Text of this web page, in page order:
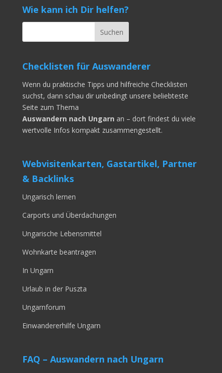
Wie kann ich Dir helfen?
Checklisten für Auswanderer
Wenn du praktische Tipps und hilfreiche Checklisten
suchst, dann schau dir unbedingt unsere beliebteste
Seite zum Thema
Auswandern nach Ungarn an – dort findest du viele
wertvolle Infos kompakt zusammengestellt.
Webvisitenkarten, Gastartikel, Partner
& Backlinks
Ungarisch lernen
Carports und Überdachungen
Ungarische Lebensmittel
Wohnkarte beantragen
In Ungarn
Urlaub in der Puszta
Ungarnforum
Einwandererhilfe Ungarn
FAQ – Auswandern nach Ungarn